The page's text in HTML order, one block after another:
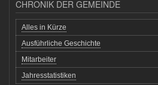
CHRONIK DER GEMEINDE
Alles in Kürze
Ausführliche Geschichte
Mitarbeiter
Jahresstatistiken